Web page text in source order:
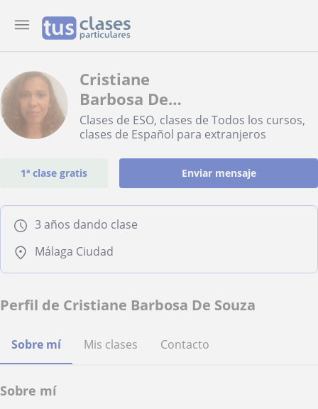
Cristiane
Barbosa De
Souza
Clases de ESO, clases de Todos los cursos,
clases de Español para extranjeros
1ª clase gratis Enviar mensaje
3 años dando clase
Málaga Ciudad
Perfil de Cristiane Barbosa De Souza
Sobre mí Mis clases Contacto
Sobre mí